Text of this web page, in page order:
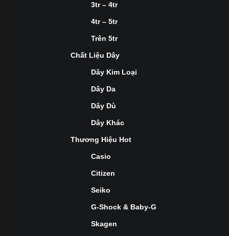
3tr – 4tr
4tr – 5tr
Trên 5tr
Chất Liệu Dây
Dây Kim Loại
Dây Da
Dây Dù
Dây Khác
Thương Hiệu Hot
Casio
Citizen
Seiko
G-Shock & Baby-G
Skagen